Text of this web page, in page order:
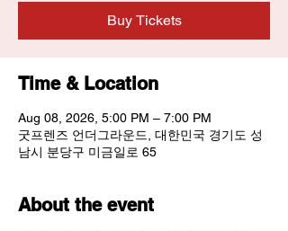
Buy Tickets
Time & Location
Aug 08, 2026, 5:00 PM – 7:00 PM
굿프렌즈 언더그라운드, 대한민국 경기도 성
남시 분당구 미금일로 65
About the event